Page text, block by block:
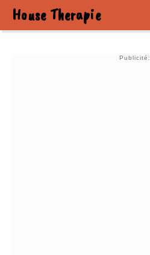
House Therapie
Publicité: